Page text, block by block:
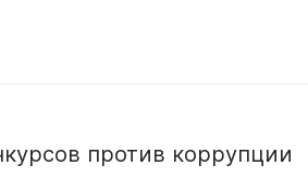
против коррупции